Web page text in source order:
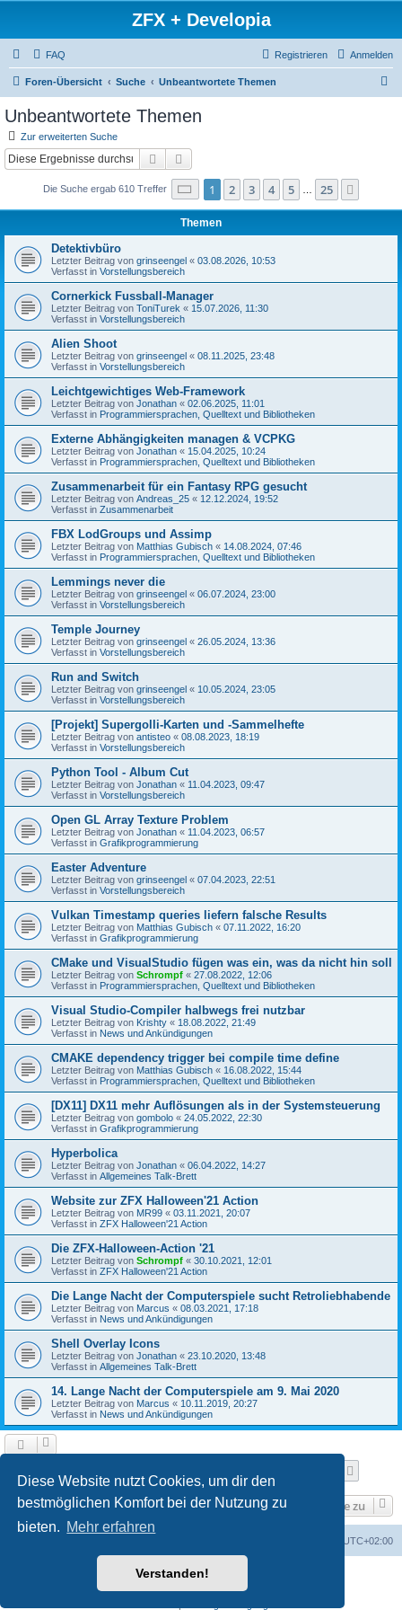
Diese Website nutzt Cookies, um dir den
bestmöglichen Komfort bei der Nutzung zu
bieten. Mehr erfahren
Verstanden!
ZFX + Developia
FAQ Anmelden
Registrieren
Foren-Übersicht Suche Unbeantwortete Themen
Unbeantwortete Themen
Zur erweiterten Suche
Suche
Die Suche ergab 610 Treffer Seite 1von 25
1 2 3 4 5 25
Themen
Detektivbüro
Letzter Beitrag von grinseengel « 03.08.2026, 10:53
Verfasst in Vorstellungsbereich
Cornerkick Fussball-Manager
Letzter Beitrag von ToniTurek « 15.07.2026, 11:30
Verfasst in Vorstellungsbereich
Alien Shoot
Letzter Beitrag von grinseengel « 08.11.2025, 23:48
Verfasst in Vorstellungsbereich
Leichtgewichtiges Web-Framework
Letzter Beitrag von Jonathan « 02.06.2025, 11:01
Verfasst in Programmiersprachen, Quelltext und Bibliotheken
Externe Abhängigkeiten managen & VCPKG
Letzter Beitrag von Jonathan « 15.04.2025, 10:24
Verfasst in Programmiersprachen, Quelltext und Bibliotheken
Zusammenarbeit für ein Fantasy RPG gesucht
Letzter Beitrag von Andreas_25 « 12.12.2024, 19:52
Verfasst in Zusammenarbeit
FBX LodGroups und Assimp
Letzter Beitrag von Matthias Gubisch « 14.08.2024, 07:46
Verfasst in Programmiersprachen, Quelltext und Bibliotheken
Lemmings never die
Letzter Beitrag von grinseengel « 06.07.2024, 23:00
Verfasst in Vorstellungsbereich
Temple Journey
Letzter Beitrag von grinseengel « 26.05.2024, 13:36
Verfasst in Vorstellungsbereich
Run and Switch
Letzter Beitrag von grinseengel « 10.05.2024, 23:05
Verfasst in Vorstellungsbereich
[Projekt] Supergolli-Karten und -Sammelhefte
Letzter Beitrag von antisteo « 08.08.2023, 18:19
Verfasst in Vorstellungsbereich
Python Tool - Album Cut
Letzter Beitrag von Jonathan « 11.04.2023, 09:47
Verfasst in Vorstellungsbereich
Open GL Array Texture Problem
Letzter Beitrag von Jonathan « 11.04.2023, 06:57
Verfasst in Grafikprogrammierung
Easter Adventure
Letzter Beitrag von grinseengel « 07.04.2023, 22:51
Verfasst in Vorstellungsbereich
Vulkan Timestamp queries liefern falsche Results
Letzter Beitrag von Matthias Gubisch « 07.11.2022, 16:20
Verfasst in Grafikprogrammierung
CMake und VisualStudio fügen was ein, was da nicht hin soll
Letzter Beitrag von Schrompf « 27.08.2022, 12:06
Verfasst in Programmiersprachen, Quelltext und Bibliotheken
Visual Studio-Compiler halbwegs frei nutzbar
Letzter Beitrag von Krishty « 18.08.2022, 21:49
Verfasst in News und Ankündigungen
CMAKE dependency trigger bei compile time define
Letzter Beitrag von Matthias Gubisch « 16.08.2022, 15:44
Verfasst in Programmiersprachen, Quelltext und Bibliotheken
[DX11] DX11 mehr Auflösungen als in der Systemsteuerung
Letzter Beitrag von gombolo « 24.05.2022, 22:30
Verfasst in Grafikprogrammierung
Hyperbolica
Letzter Beitrag von Jonathan « 06.04.2022, 14:27
Verfasst in Allgemeines Talk-Brett
Website zur ZFX Halloween'21 Action
Letzter Beitrag von MR99 « 03.11.2021, 20:07
Verfasst in ZFX Halloween'21 Action
Die ZFX-Halloween-Action '21
Letzter Beitrag von Schrompf « 30.10.2021, 12:01
Verfasst in ZFX Halloween'21 Action
Die Lange Nacht der Computerspiele sucht Retroliebhabende
Letzter Beitrag von Marcus « 08.03.2021, 17:18
Verfasst in News und Ankündigungen
Shell Overlay Icons
Letzter Beitrag von Jonathan « 23.10.2020, 13:48
Verfasst in Allgemeines Talk-Brett
14. Lange Nacht der Computerspiele am 9. Mai 2020
Letzter Beitrag von Marcus « 10.11.2019, 20:27
Verfasst in News und Ankündigungen
Gehe zu
UTC+02:00
Powered byphpBB® Forum Software © phpBB Limited
phpBB.de